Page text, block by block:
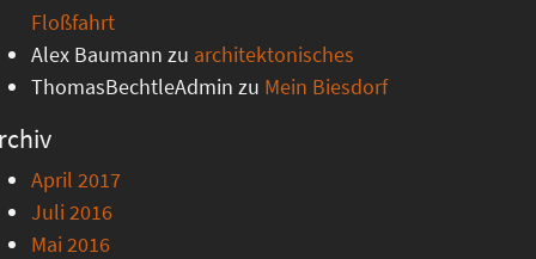
Floßfahrt
Alex Baumann zu architektonisches
ThomasBechtleAdmin zu Mein Biesdorf
April 2017
Juli 2016
Mai 2016